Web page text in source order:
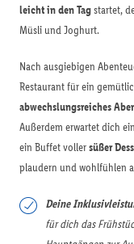
leicht in den Tagstartet,
Müsli und Joghurt.
Nach ausgiebigen
Restaurant für ein
abwechslungsreiches
Außerdem erwartet dich
ein Buffet vollersüßer
plaudern und wohlfühlen
Deine
für dich das